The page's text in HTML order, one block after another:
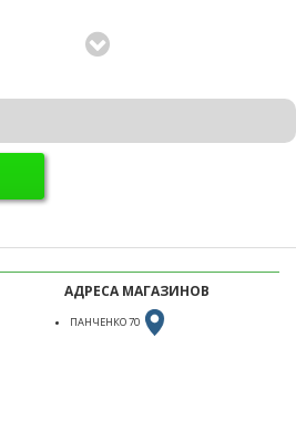
АДРЕСА МАГАЗИНОВ
ПАНЧЕНКО 70